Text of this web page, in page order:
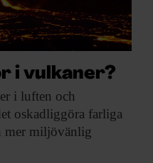
i vulkaner?
i luften och
oskadliggöra farliga
mer miljövänlig